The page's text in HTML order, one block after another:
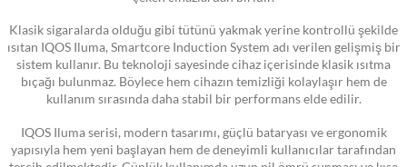
Klasik sigaralarda olduğu gibi tütünü yakmak yerine kontrollü şekilde
ısıtan IQOS Iluma, Smartcore Induction System adı verilen gelişmiş bir
sistem kullanır. Bu teknoloji sayesinde cihaz içerisinde klasik ısıtma
bıçağı bulunmaz. Böylece hem cihazın temizliği kolaylaşır hem de
kullanım sırasında daha stabil bir performans elde edilir.
IQOS Iluma serisi, modern tasarımı, güçlü bataryası ve ergonomik
yapısıyla hem yeni başlayan hem de deneyimli kullanıcılar tarafından